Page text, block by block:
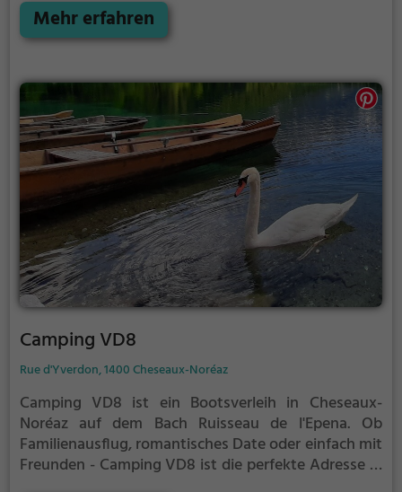
Sportbegeisterte und echte Wasserratten auf ihre
Kosten.
Mehr erfahren
Camping VD8
Rue d'Yverdon, 1400 Cheseaux-Noréaz
Camping VD8 ist ein Bootsverleih in Cheseaux-
Noréaz auf dem Bach Ruisseau de l'Epena. Ob
Familienausflug, romantisches Date oder einfach mit
Freunden - Camping VD8 ist die perfekte Adresse in